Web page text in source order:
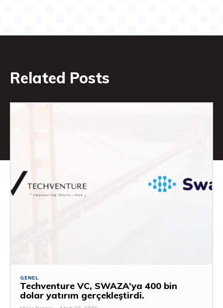
Related Posts
GENEL
Techventure VC, SWAZA’ya 400 bin
dolar yatırım gerçekleştirdi.